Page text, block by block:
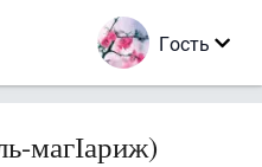
Гость
магІариж)